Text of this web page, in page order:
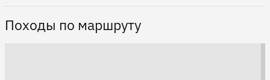
Походы по маршруту